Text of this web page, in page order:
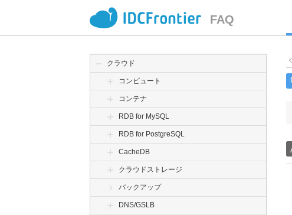
FAQ
クラウド
コンピュート
コンテナ
RDB for MySQL
RDB for PostgreSQL
CacheDB
クラウドストレージ
バックアップ
DNS/GSLB